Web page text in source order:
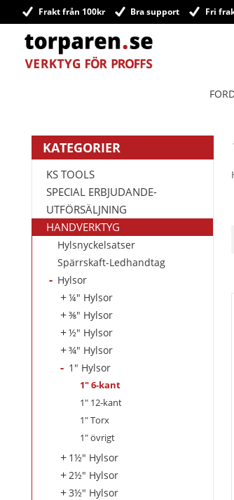
Frakt från 100kr Bra support Fri
KATEGORIER
KS TOOLS
SPECIAL ERBJUDANDE-
UTFÖRSÄLJNING
HANDVERKTYG
Hylsnyckelsatser
Spärrskaft-Ledhandtag
Hylsor
¼" Hylsor
⅜" Hylsor
½" Hylsor
¾" Hylsor
1" Hylsor
1" 6-kant
1" 12-kant
1" Torx
1" övrigt
1½" Hylsor
2½" Hylsor
3½" Hylsor